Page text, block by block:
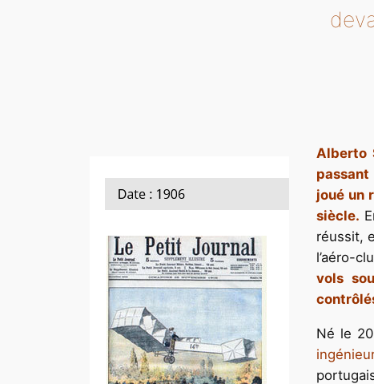
Alberto
passant
joué un
siècle.
réussit,
l’aéro-
vols
Né le